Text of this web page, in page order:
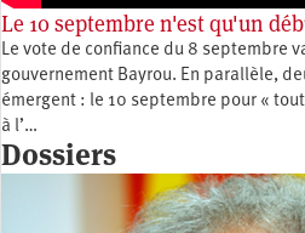
Le 10 septembre n'est qu'un
Le vote de confiance du 8 septembre
gouvernement Bayrou. En parallèle,
émergent : le 10 septembre pour «
à l’…
Dossiers